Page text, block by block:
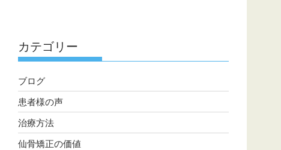
カテゴリー
ブログ
患者様の声
治療方法
仙骨矯正の価値